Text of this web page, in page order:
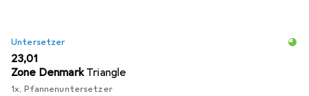
Untersetzer
EUR
23,01
Zone Denmark Triangle
1x, Pfannenuntersetzer